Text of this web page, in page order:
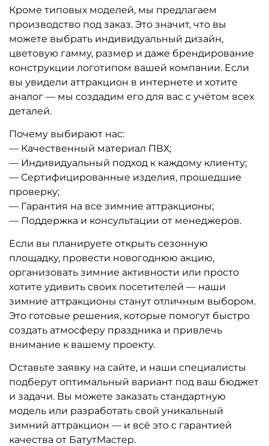
Кроме типовых моделей, мы предлагаем
производство под заказ. Это значит, что вы
можете выбрать индивидуальный дизайн,
цветовую гамму, размер и даже брендирование
конструкции логотипом вашей компании. Если
вы увидели аттракцион в интернете и хотите
аналог — мы создадим его для вас с учётом всех
деталей.
Почему выбирают нас:
— Качественный материал ПВХ;
— Индивидуальный подход к каждому клиенту;
— Сертифицированные изделия, прошедшие
проверку;
— Гарантия на все зимние аттракционы;
— Поддержка и консультации от менеджеров.
Если вы планируете открыть сезонную
площадку, провести новогоднюю акцию,
организовать зимние активности или просто
хотите удивить своих посетителей — наши
зимние аттракционы станут отличным выбором.
Это готовые решения, которые помогут быстро
создать атмосферу праздника и привлечь
внимание к вашему проекту.
Оставьте заявку на сайте, и наши специалисты
подберут оптимальный вариант под ваш бюджет
и задачи. Вы можете заказать стандартную
модель или разработать свой уникальный
зимний аттракцион — и всё это с гарантией
качества от БатутМастер.